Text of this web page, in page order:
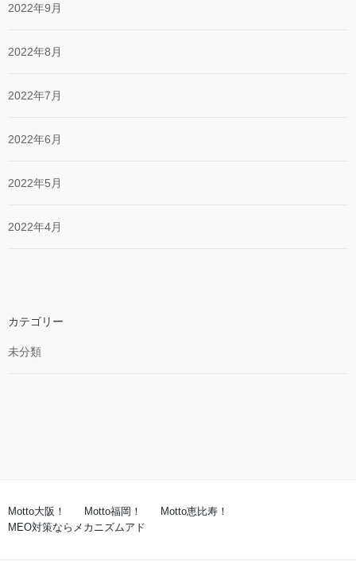
2022年9月
2022年8月
2022年7月
2022年6月
2022年5月
2022年4月
カテゴリー
未分類
Motto大阪！ Motto福岡！
Motto恵比寿！
MEO対策ならメカニズムアド